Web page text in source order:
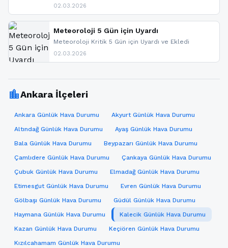
yapılmış resmi bir tatil açıklaması bulunmamaktadır.
paylaşacağız. En hızlı şekilde haberdar olmak için
sitemizi takip edebilir ve bildirimleri açabilirsiniz.
02.03.2026
Meteoroloji 5 Gün için Uyardı
Meteoroloji Kritik 5 Gün için Uyardı ve Ekledi
02.03.2026
location_cityAnkara İlçeleri
Ankara Günlük Hava Durumu
Akyurt Günlük Hava Durumu
Altındağ Günlük Hava Durumu
Ayaş Günlük Hava Durumu
Bala Günlük Hava Durumu
Beypazarı Günlük Hava Durumu
Çamlıdere Günlük Hava Durumu
Çankaya Günlük Hava Durumu
Çubuk Günlük Hava Durumu
Elmadağ Günlük Hava Durumu
Etimesgut Günlük Hava Durumu
Evren Günlük Hava Durumu
Gölbaşı Günlük Hava Durumu
Güdül Günlük Hava Durumu
Haymana Günlük Hava Durumu
Kalecik Günlük Hava Durumu
Kazan Günlük Hava Durumu
Keçiören Günlük Hava Durumu
Kızılcahamam Günlük Hava Durumu